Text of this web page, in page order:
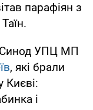
парафіян з
УПЦ МП
, які брали
Києві:
і